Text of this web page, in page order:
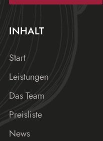
INHALT
Start
Leistungen
Das Team
Preisliste
News